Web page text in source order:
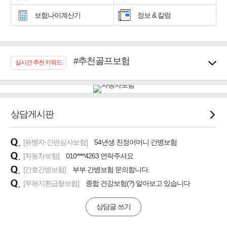
보험나이계산기 정보 & 칼럼
실시간 추천 키워드
#추천골프보험
#우리집 화재, 도난대비
#노후대비 연금재테크!
#임플란트, 치아치료보장
#바뀌기전에 4세대 가입
상담게시판
[유병자·간편심사보험]
54년생 친정어머니 간병보험
[자동차보험]
010****4263 연락주셔요
[간호간병보험]
부부 간병보험 문의합니다.
[무해지환급형보험]
종합 건강보험(?) 알아보고 있습니다
상담글 쓰기